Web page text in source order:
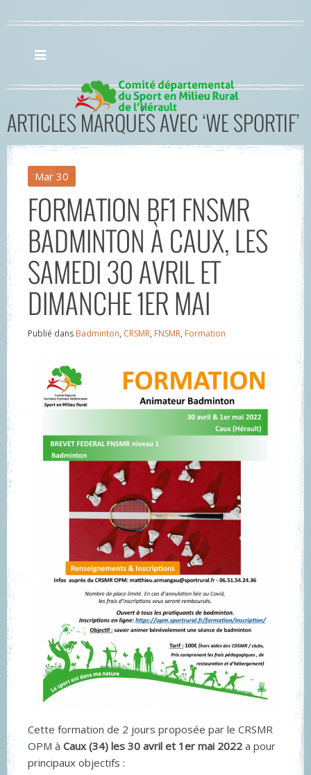
ARTICLES MARQUÉS AVEC ‘WE SPORTIF’
Mar 30
FORMATION BF1 FNSMR
BADMINTON À CAUX, LES
SAMEDI 30 AVRIL ET
DIMANCHE 1ER MAI
Publié dans Badminton, CRSMR, FNSMR, Formation
Cette formation de 2 jours proposée par le CRSMR
OPM à Caux (34) les 30 avril et 1er mai 2022 a pour
principaux objectifs :